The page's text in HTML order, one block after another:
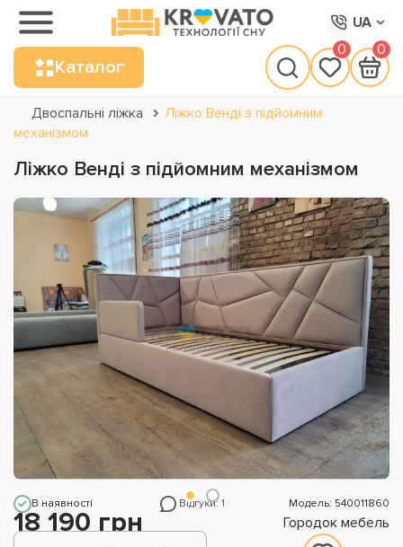
UA
Каталог
0 0
Двоспальні ліжка
Ліжко Венді з підйомним
механізмом
Ліжко Венді з підйомним механізмом
В наявності Відгуки: 1 Модель: 540011860
18 190 грн Городок мебель